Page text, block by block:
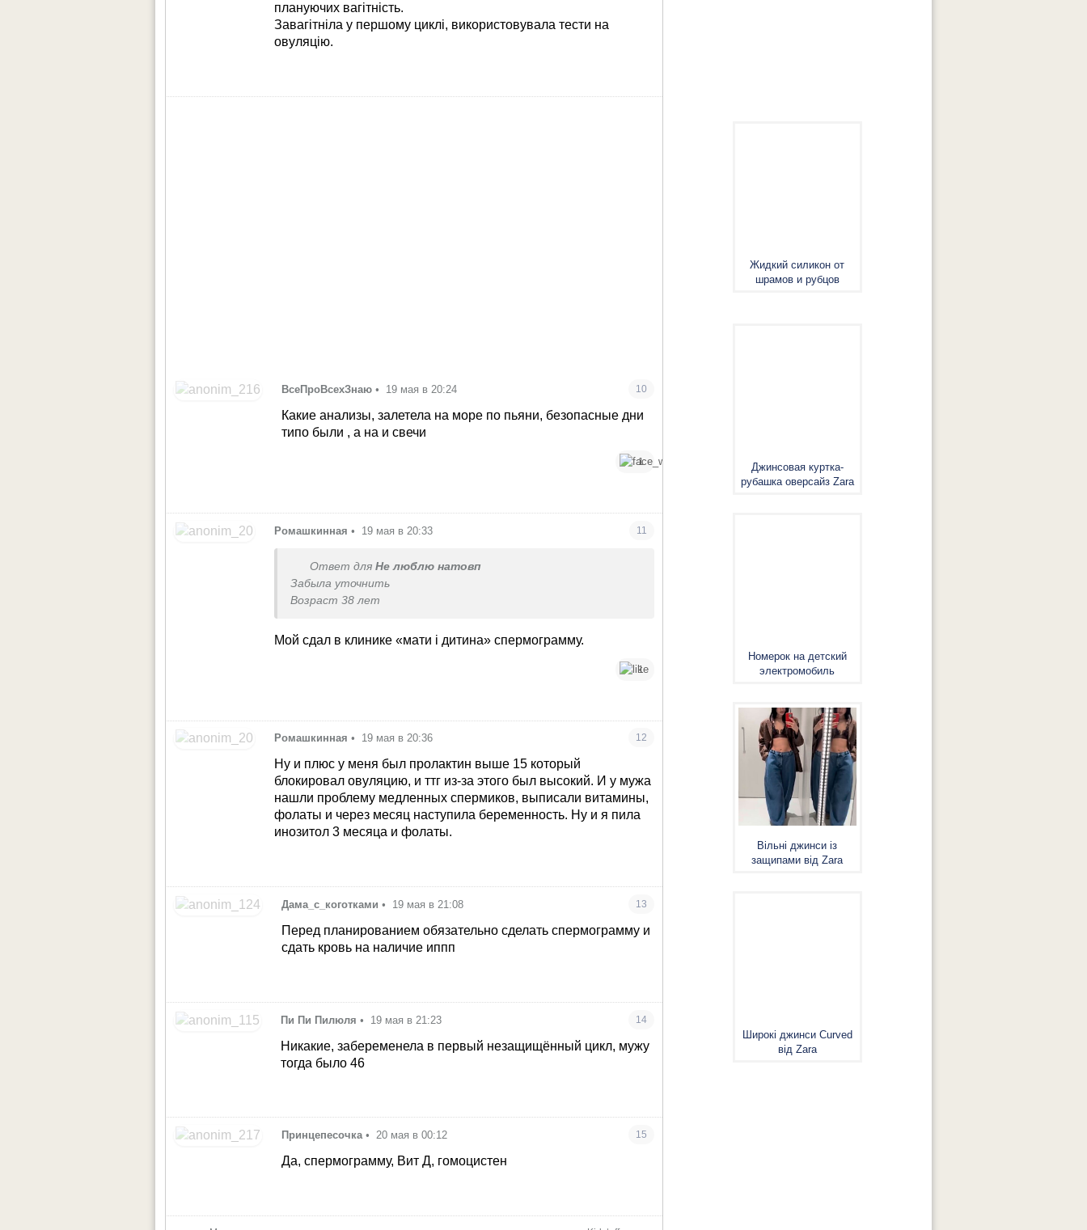
плануючих вагітність.
Завагітніла у першому циклі, використовувала тести на
овуляцію.
ВсеПроВсехЗнаю • 19 мая в 20:24 10
Какие анализы, залетела на море по пьяни, безопасные дни
типо были , а на и свечи
1
Ромашкинная • 19 мая в 20:33 11
Ответ для Не люблю натовп
Забыла уточнить
Возраст 38 лет
Мой сдал в клинике «мати і дитина» спермограмму.
1
Ромашкинная • 19 мая в 20:36 12
Ну и плюс у меня был пролактин выше 15 который
блокировал овуляцию, и ттг из-за этого был высокий. И у мужа
нашли проблему медленных спермиков, выписали витамины,
фолаты и через месяц наступила беременность. Ну и я пила
инозитол 3 месяца и фолаты.
Дама_с_коготками • 19 мая в 21:08 13
Перед планированием обязательно сделать спермограмму и
сдать кровь на наличие иппп
Пи Пи Пилюля • 19 мая в 21:23 14
Никакие, забеременела в первый незащищённый цикл, мужу
тогда было 46
Принцепесочка • 20 мая в 00:12 15
Да, спермограмму, Вит Д, гомоцистен
Жидкий силикон от
шрамов и рубцов
Джинсовая куртка-
рубашка оверсайз Zara
Номерок на детский
электромобиль
Вільні джинси із
защипами від Zara
Широкі джинси Curved
від Zara